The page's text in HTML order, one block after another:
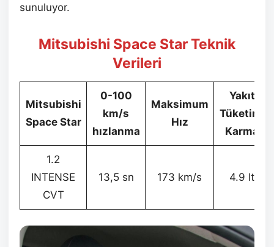
sunuluyor.
Mitsubishi Space Star Teknik
Verileri
Mitsubishi
Space Star
0-100
km/s
hızlanma
Maksimum
Hız
Yakıt
Tüketimi
Karma
1.2
INTENSE
CVT
13,5 sn 173 km/s 4.9 lt